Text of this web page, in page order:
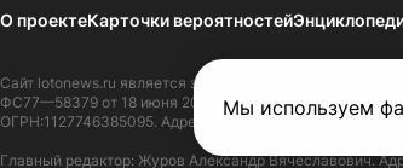
Мы используем
О проектеКарточки вероятностей
Сайт lotonews.ru является зарегистрированным
ФС77—58379 от 18 июня 2014 г. Зарегистрировано в
ОГРН:1127746385095. Адрес редакции СМИ:109316, г.
Главный редактор: Журов Александр Вячеславович.